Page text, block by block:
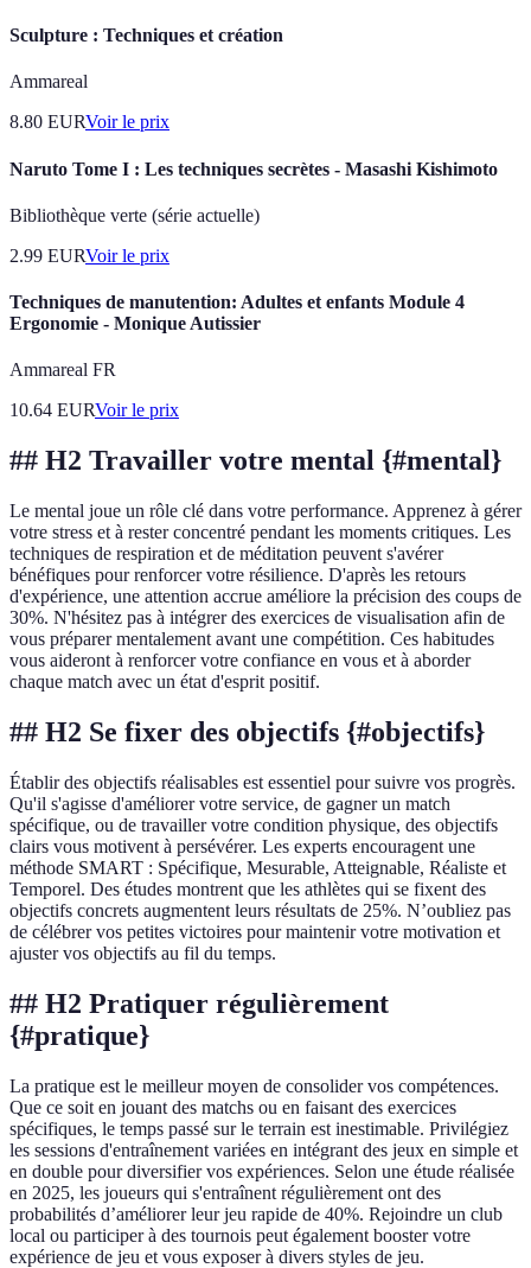
Sculpture : Techniques et création
Ammareal
8.80 EURVoir le prix
Naruto Tome I : Les techniques secrètes - Masashi Kishimoto
Bibliothèque verte (série actuelle)
2.99 EURVoir le prix
Techniques de manutention: Adultes et enfants Module 4
Ergonomie - Monique Autissier
Ammareal FR
10.64 EURVoir le prix
## H2 Travailler votre mental {#mental}
Le mental joue un rôle clé dans votre performance. Apprenez à gérer
votre stress et à rester concentré pendant les moments critiques. Les
techniques de respiration et de méditation peuvent s'avérer
bénéfiques pour renforcer votre résilience. D'après les retours
d'expérience, une attention accrue améliore la précision des coups de
30%. N'hésitez pas à intégrer des exercices de visualisation afin de
vous préparer mentalement avant une compétition. Ces habitudes
vous aideront à renforcer votre confiance en vous et à aborder
chaque match avec un état d'esprit positif.
## H2 Se fixer des objectifs {#objectifs}
Établir des objectifs réalisables est essentiel pour suivre vos progrès.
Qu'il s'agisse d'améliorer votre service, de gagner un match
spécifique, ou de travailler votre condition physique, des objectifs
clairs vous motivent à persévérer. Les experts encouragent une
méthode SMART : Spécifique, Mesurable, Atteignable, Réaliste et
Temporel. Des études montrent que les athlètes qui se fixent des
objectifs concrets augmentent leurs résultats de 25%. N’oubliez pas
de célébrer vos petites victoires pour maintenir votre motivation et
ajuster vos objectifs au fil du temps.
## H2 Pratiquer régulièrement
{#pratique}
La pratique est le meilleur moyen de consolider vos compétences.
Que ce soit en jouant des matchs ou en faisant des exercices
spécifiques, le temps passé sur le terrain est inestimable. Privilégiez
les sessions d'entraînement variées en intégrant des jeux en simple et
en double pour diversifier vos expériences. Selon une étude réalisée
en 2025, les joueurs qui s'entraînent régulièrement ont des
probabilités d’améliorer leur jeu rapide de 40%. Rejoindre un club
local ou participer à des tournois peut également booster votre
expérience de jeu et vous exposer à divers styles de jeu.